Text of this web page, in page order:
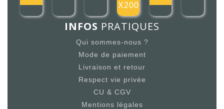
200X200mm
INFOS PRATIQUES
Qui sommes-nous ?
Mode de paiement
Livraison et retour
Respect vie privée
CU & CGV
Mentions légales